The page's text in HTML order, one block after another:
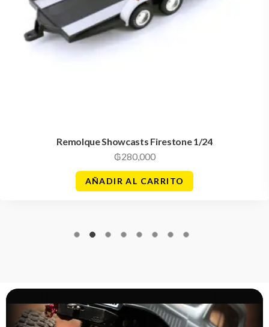
Remolque Showcasts Firestone 1/24
₲280,000
AÑADIR AL CARRITO